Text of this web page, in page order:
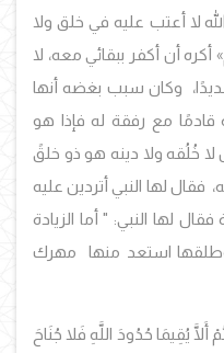
لا أعتب عليه في خلق ولا
» أكره أن أكفر ببقائي معه، لا
وكان سبب بغضه أنها
مع رفقة له فإذا هو
خُلُقه ولا دينه هو ذو خلقً
لها النبي أتردين عليه
لها النبي: " أما الزيادة
وطلقها استعد منها مهرك
أَلَّا يُقِيمَا حُدُودَ اللَّهِ فَلا جُنَاحَ